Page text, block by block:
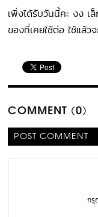
เพิ่งได้รับวันนี้คะ งง เล็
ของที่เคยใช้ต่อ ใช้แล้ว
COMMENT (0)
POST COMMENT
ก